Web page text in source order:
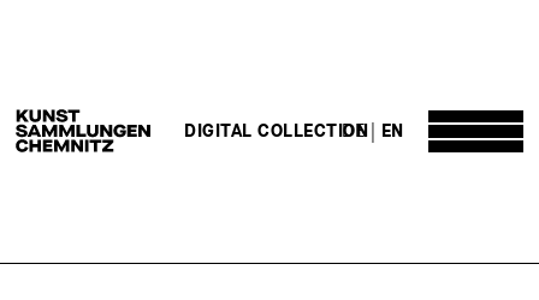
DE EN
DIGITAL COLLECTION